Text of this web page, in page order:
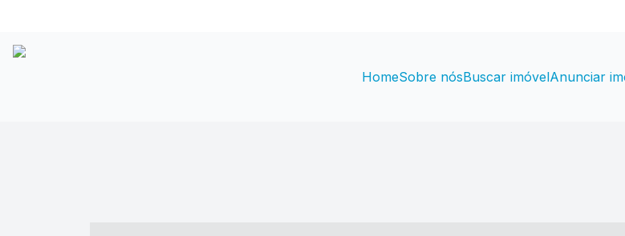
HomeSobre nósBuscar imóvelAnunciar